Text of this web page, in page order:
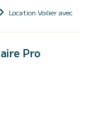
Location Voilier avec
Pro